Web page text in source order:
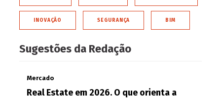
INOVAÇÃO SEGURANÇA BIM
Sugestões da Redação
Mercado
Real Estate em 2026. O que orienta a